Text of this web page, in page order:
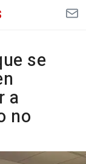
se
a
no